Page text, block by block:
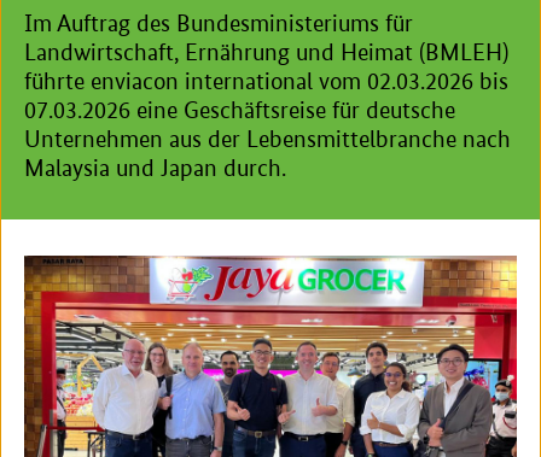
Im Auftrag des Bundesministeriums für
Landwirtschaft, Ernährung und Heimat (BMLEH)
führte enviacon international vom 02.03.2026 bis
07.03.2026 eine Geschäftsreise für deutsche
Unternehmen aus der Lebensmittelbranche nach
Malaysia und Japan durch.